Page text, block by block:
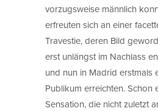
vorzugsweise männlich
erfreuten sich an einer
Travestie, deren Bild
erst unlängst im Nachlass
und nun in Madrid erstmals
Publikum erreichten. Schon
Sensation, die nicht zuletzt